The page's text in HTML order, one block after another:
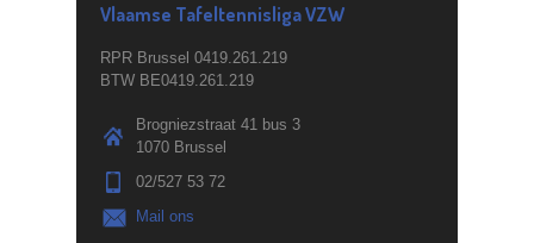
Vlaamse Tafeltennisliga VZW
RPR Brussel 0419.261.219
BTW BE0419.261.219
Brogniezstraat 41 bus 3
1070 Brussel
02/527 53 72
Mail ons